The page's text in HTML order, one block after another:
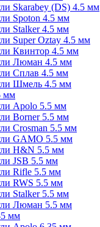
Skarabey (DS) 4.5 мм
Spoton 4.5 мм
Stalker 4.5 мм
Super Oztay 4.5 мм
Квинтор 4.5 мм
Люман 4.5 мм
Сплав 4.5 мм
Шмель 4.5 мм
мм
Apolo 5.5 мм
Borner 5.5 мм
Crosman 5.5 мм
GAMO 5.5 мм
H&N 5.5 мм
JSB 5.5 мм
Rifle 5.5 мм
RWS 5.5 мм
Stalker 5.5 мм
Люман 5.5 мм
мм